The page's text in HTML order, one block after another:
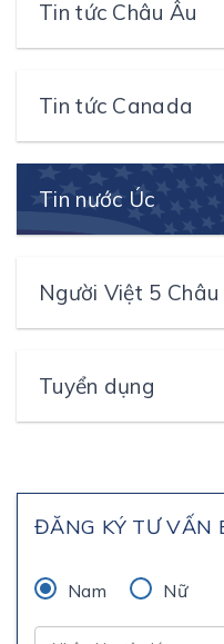
Tin tức Châu Âu
Tin tức Canada
Tin nước Úc
Người Việt 5 Châu
Tuyển dụng
ĐĂNG KÝ TƯ VẤN
Nam Nữ